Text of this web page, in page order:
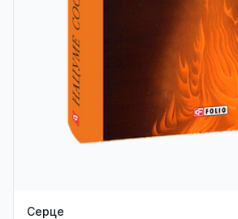
Серце